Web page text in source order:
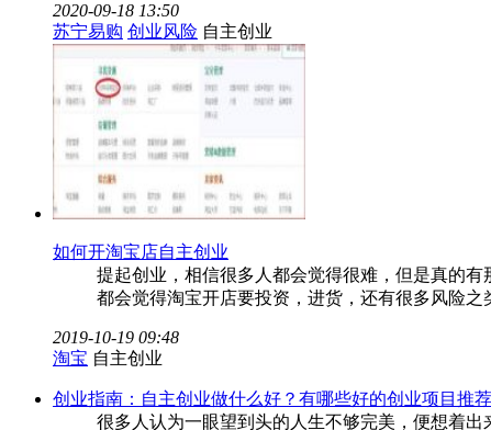
2020-09-18 13:50
苏宁易购 创业风险 自主创业
如何开淘宝店自主创业
提起创业，相信很多人都会觉得很难，但是真的
都会觉得淘宝开店要投资，进货，还有很多风险
2019-10-19 09:48
淘宝 自主创业
创业指南：自主创业做什么好？有哪些好的创业项目推荐
很多人认为一眼望到头的人生不够完美，便想着